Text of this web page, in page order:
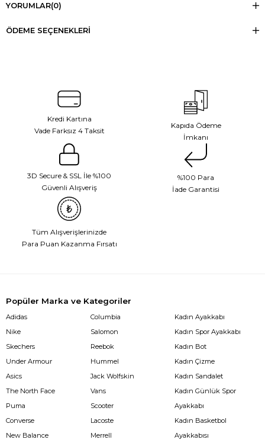
YORUMLAR(0)
ÖDEME SEÇENEKLERI
Kredi Kartına
Vade Farksız 4 Taksit
Kapıda Ödeme
İmkanı
3D Secure & SSL İle %100
Güvenli Alışveriş
%100 Para
İade Garantisi
Tüm Alışverişlerinizde
Para Puan Kazanma Fırsatı
Popüler Marka ve Kategoriler
Adidas
Nike
Skechers
Under Armour
Asics
The North Face
Puma
Converse
New Balance
Columbia
Salomon
Reebok
Hummel
Jack Wolfskin
Vans
Scooter
Lacoste
Merrell
Kadın Ayakkabı
Kadın Spor Ayakkabı
Kadın Bot
Kadın Çizme
Kadın Sandalet
Kadın Günlük Spor
Ayakkabı
Kadın Basketbol
Ayakkabısı